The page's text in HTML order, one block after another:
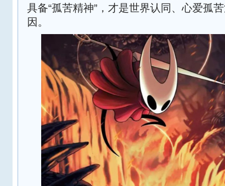
具备“孤苦精神”，才是世界认同、心爱孤
因。